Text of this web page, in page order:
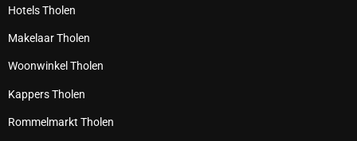
Hotels Tholen
Makelaar Tholen
Woonwinkel Tholen
Kappers Tholen
Rommelmarkt Tholen